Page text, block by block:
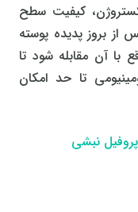
کیفیت سطح
از بروز پدیده پوسته
آن مقابله شود تا
تا حد امکان
پروفیل نبشی